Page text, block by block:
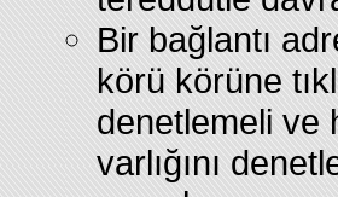
Bir bağlantı
körü körüne
denetlemeli ve
varlığını